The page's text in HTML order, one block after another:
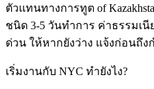
ตัวแทนทางการทูต of
ชนิด 3-5 วันทำการ ค่าธรรมเนี
ด่วน ให้หากยังว่าง แจ้งก่อนถึง
เริ่มงานกับ NYC ทำยังไง?